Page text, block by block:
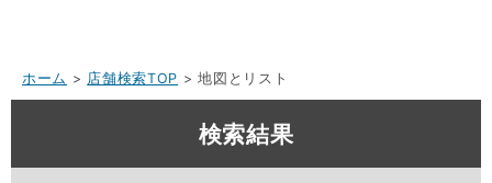
ホーム > 店舗検索TOP > 地図とリスト
検索結果